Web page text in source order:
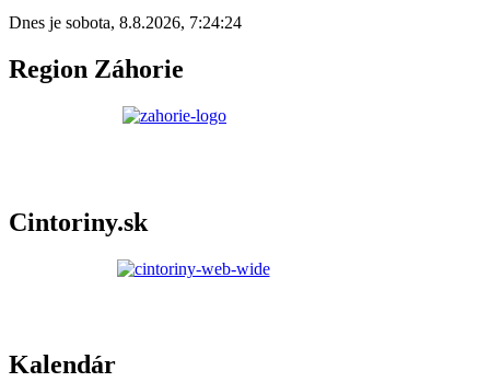
Dnes je sobota, 8.8.2026, 7:24:24
Region Záhorie
Cintoriny.sk
Kalendár